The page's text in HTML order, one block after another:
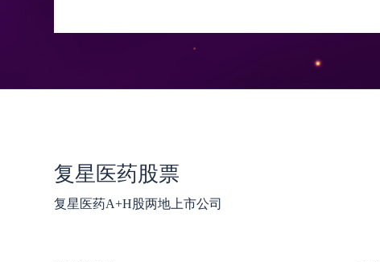
复星医药股票
复星医药A+H股两地上市公司